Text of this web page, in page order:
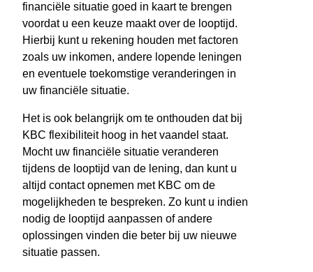
financiële situatie goed in kaart te brengen
voordat u een keuze maakt over de looptijd.
Hierbij kunt u rekening houden met factoren
zoals uw inkomen, andere lopende leningen
en eventuele toekomstige veranderingen in
uw financiële situatie.
Het is ook belangrijk om te onthouden dat bij
KBC flexibiliteit hoog in het vaandel staat.
Mocht uw financiële situatie veranderen
tijdens de looptijd van de lening, dan kunt u
altijd contact opnemen met KBC om de
mogelijkheden te bespreken. Zo kunt u indien
nodig de looptijd aanpassen of andere
oplossingen vinden die beter bij uw nieuwe
situatie passen.